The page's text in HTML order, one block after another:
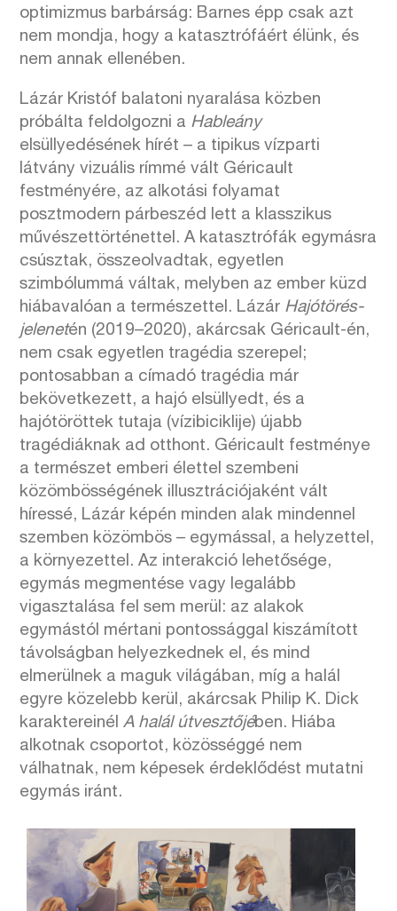
optimizmus barbárság: Barnes épp csak azt
nem mondja, hogy a katasztrófáért élünk, és
nem annak ellenében.
Lázár Kristóf balatoni nyaralása közben
próbálta feldolgozni a Hableány
elsüllyedésének hírét – a tipikus vízparti
látvány vizuális rímmé vált Géricault
festményére, az alkotási folyamat
posztmodern párbeszéd lett a klasszikus
művészettörténettel. A katasztrófák egymásra
csúsztak, összeolvadtak, egyetlen
szimbólummá váltak, melyben az ember küzd
hiábavalóan a természettel. Lázár Hajótörés-
jelenetén (2019–2020), akárcsak Géricault-én,
nem csak egyetlen tragédia szerepel;
pontosabban a címadó tragédia már
bekövetkezett, a hajó elsüllyedt, és a
hajótöröttek tutaja (vízibiciklije) újabb
tragédiáknak ad otthont. Géricault festménye
a természet emberi élettel szembeni
közömbösségének illusztrációjaként vált
híressé, Lázár képén minden alak mindennel
szemben közömbös – egymással, a helyzettel,
a környezettel. Az interakció lehetősége,
egymás megmentése vagy legalább
vigasztalása fel sem merül: az alakok
egymástól mértani pontossággal kiszámított
távolságban helyezkednek el, és mind
elmerülnek a maguk világában, míg a halál
egyre közelebb kerül, akárcsak Philip K. Dick
karaktereinélA halál útvesztőjében. Hiába
alkotnak csoportot, közösséggé nem
válhatnak, nem képesek érdeklődést mutatni
egymás iránt.